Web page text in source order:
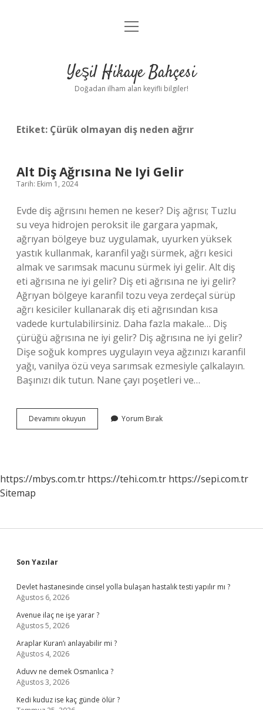
Anasayfa
Yasal Uyarı
menüyü
Yeşil Hikaye Bahçesi
Doğadan ilham alan keyifli bilgiler!
Etiket: Çürük olmayan diş neden ağrır
Alt Diş Ağrısına Ne Iyi Gelir
Tarih: Ekim 1, 2024
Evde diş ağrısını hemen ne keser? Diş ağrısı; Tuzlu
su veya hidrojen peroksit ile gargara yapmak,
ağrıyan bölgeye buz uygulamak, uyurken yüksek
yastık kullanmak, karanfil yağı sürmek, ağrı kesici
almak ve sarımsak macunu sürmek iyi gelir. Alt diş
eti ağrısına ne iyi gelir? Diş eti ağrısına ne iyi gelir?
Ağrıyan bölgeye karanfil tozu veya zerdeçal sürüp
ağrı kesiciler kullanarak diş eti ağrısından kısa
vadede kurtulabilirsiniz. Daha fazla makale… Diş
çürüğü ağrısına ne iyi gelir? Diş ağrısına ne iyi gelir?
Dişe soğuk kompres uygulayın veya ağzınızı karanfil
yağı, vanilya özü veya sarımsak ezmesiyle çalkalayın.
Başınızı dik tutun. Nane çayı poşetleri ve…
Devamını okuyun
Diş
Yorum Bırak
https://mbys.com.tr https://tehi.com.tr https://sepi.com.tr
Sitemap
Sidebar
Son Yazılar
Devlet hastanesinde cinsel yolla bulaşan hastalık testi yapılır mı ?
Ağustos 6, 2026
Avenue ilaç ne işe yarar ?
Ağustos 5, 2026
Araplar Kuran’ı anlayabilir mi ?
Ağustos 4, 2026
Aduvv ne demek Osmanlıca ?
Ağustos 3, 2026
Kedi kuduz ise kaç günde ölür ?